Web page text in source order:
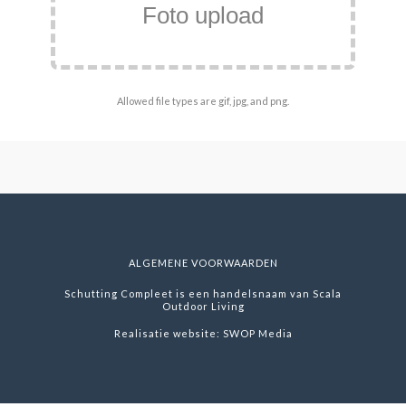
Foto upload
Allowed file types are gif, jpg, and png.
ALGEMENE VOORWAARDEN
Schutting Compleet is een handelsnaam van Scala
Outdoor Living
Realisatie website: SWOP Media